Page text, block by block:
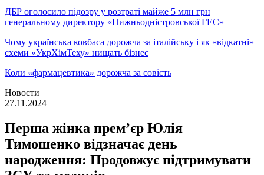
ДБР оголосило підозру у розтраті майже 5 млн грн
генеральному директору «Нижньодністровської ГЕС»
Чому українська ковбаса дорожча за італійську і як «відкатні»
схеми «УкрХімТеху» нищать бізнес
Коли «фармацевтика» дорожча за совість
Новости
27.11.2024
Перша жінка прем’єр Юлія
Тимошенко відзначає день
народження: Продовжує підтримувати